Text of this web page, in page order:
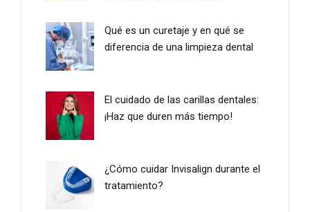
Qué es un curetaje y en qué se
diferencia de una limpieza dental
El cuidado de las carillas dentales:
¡Haz que duren más tiempo!
¿Cómo cuidar Invisalign durante el
tratamiento?